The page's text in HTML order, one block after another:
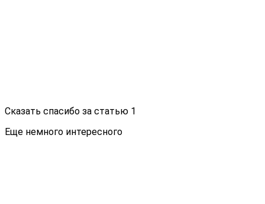
Сказать спасибо за статью 1
Еще немного интересного